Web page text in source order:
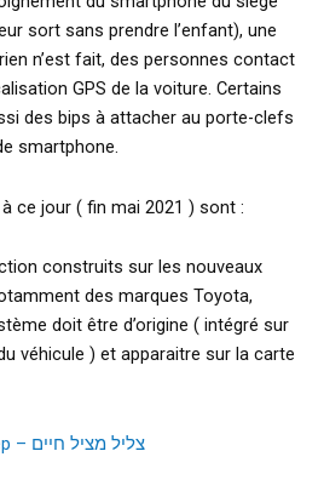
sort sans prendre l’enfant), une
n’est fait, des personnes contact
GPS de la voiture. Certains
des bips à attacher au porte-clefs
smartphone.
ce jour ( fin mai 2021 ) sont :
construits sur les nouveaux
des marques Toyota,
doit être d’origine ( intégré sur
véhicule ) et apparaitre sur la carte
Baby beep – צליל מציל חיים